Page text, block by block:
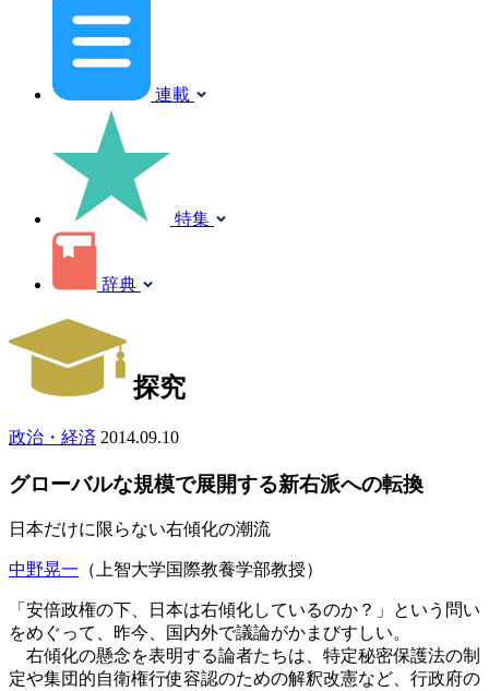
連載
特集
辞典
探究
政治・経済 2014.09.10
グローバルな規模で展開する新右派への転換
日本だけに限らない右傾化の潮流
中野晃一 （上智大学国際教養学部教授）
「安倍政権の下、日本は右傾化しているのか？」という問い
をめぐって、昨今、国内外で議論がかまびすしい。
右傾化の懸念を表明する論者たちは、特定秘密保護法の制
定や集団的自衛権行使容認のための解釈改憲など、行政府の